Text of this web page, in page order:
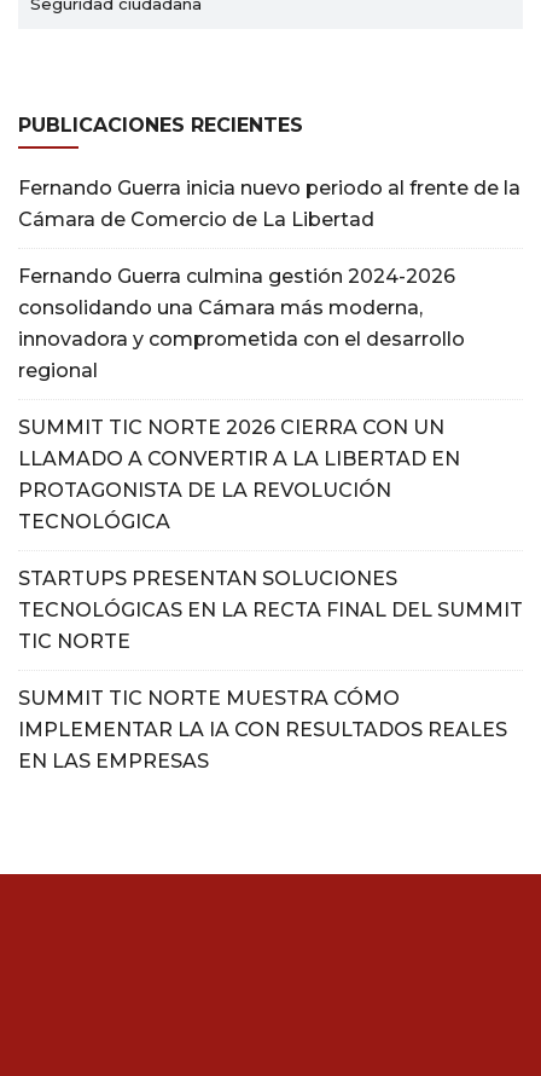
PUBLICACIONES RECIENTES
Fernando Guerra inicia nuevo periodo al frente de la
Cámara de Comercio de La Libertad
Fernando Guerra culmina gestión 2024-2026
consolidando una Cámara más moderna,
innovadora y comprometida con el desarrollo
regional
SUMMIT TIC NORTE 2026 CIERRA CON UN
LLAMADO A CONVERTIR A LA LIBERTAD EN
PROTAGONISTA DE LA REVOLUCIÓN
TECNOLÓGICA
STARTUPS PRESENTAN SOLUCIONES
TECNOLÓGICAS EN LA RECTA FINAL DEL SUMMIT
TIC NORTE
SUMMIT TIC NORTE MUESTRA CÓMO
IMPLEMENTAR LA IA CON RESULTADOS REALES
EN LAS EMPRESAS